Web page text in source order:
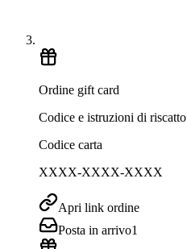
Ordine gift card
Codice e istruzioni di riscatto
Codice carta
XXXX-XXXX-XXXX
Apri link ordine
Posta in arrivo1